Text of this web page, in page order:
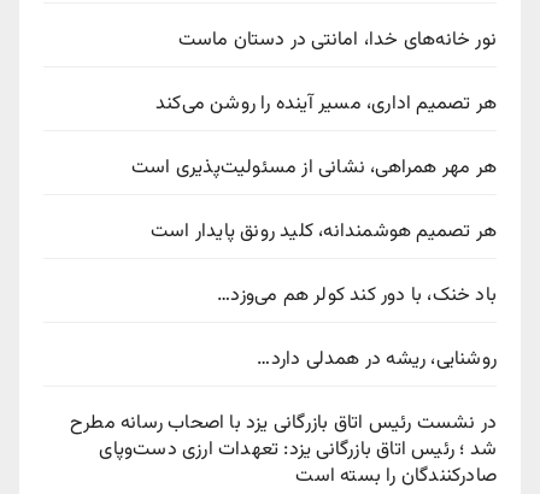
نور خانه‌های خدا، امانتی در دستان ماست
هر تصمیم اداری، مسیر آینده را روشن می‌کند
هر مهر همراهی، نشانی از مسئولیت‌پذیری است
هر تصمیم هوشمندانه، کلید رونق پایدار است
باد خنک، با دور کند کولر هم می‌وزد…
روشنایی، ریشه در همدلی دارد…
در نشست رئیس اتاق بازرگانی یزد با اصحاب رسانه مطرح
شد ؛ رئیس اتاق بازرگانی یزد: تعهدات ارزی دست‌وپای
صادرکنندگان را بسته است